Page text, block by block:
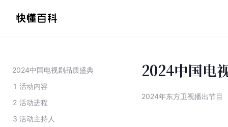
2024中国电视剧品质盛典
1 活动内容
2 活动进程
3 活动主持人
2024中国电
2024年东方卫视播出节目